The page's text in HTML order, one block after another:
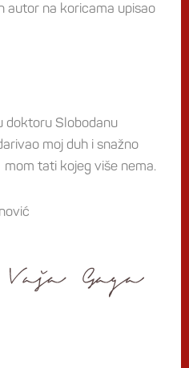
autor na koricama upisao
doktoru Slobodanu
moj duh i snažno
tati kojeg više nema.